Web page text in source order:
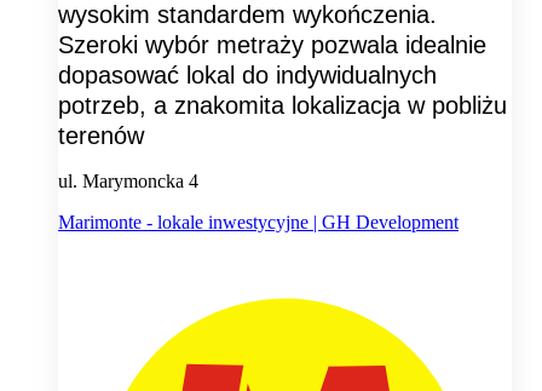
wysokim standardem wykończenia.
Szeroki wybór metraży pozwala idealnie
dopasować lokal do indywidualnych
potrzeb, a znakomita lokalizacja w pobliżu
terenów
ul. Marymoncka 4
Marimonte - lokale inwestycyjne | GH Development